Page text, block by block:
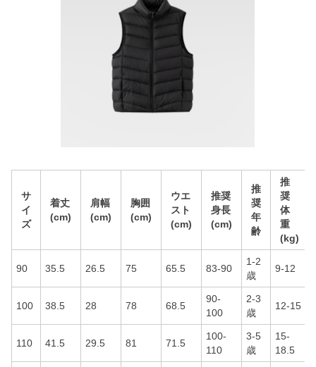
サ
イ
ズ
着丈
(cm)
肩幅
(cm)
胸囲
(cm)
ウエ
スト
(cm)
推奨
身長
(cm)
推
奨
年
齢
推
奨
体
重
(kg)
90 35.5 26.5 75 65.5 83-90
1-2
歳
9-12
100 38.5 28 78 68.5
90-
100
2-3
歳
12-15
110 41.5 29.5 81 71.5
100-
110
3-5
歳
15-
18.5